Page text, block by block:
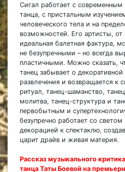
Сигал работает с
танца, с пристальным
человеческого тела и на
возможностей. Его артисты, от
идеальная балетная фактура,
не безупречными – но всегда
пластичными. Можно сказать,
танец забывает о
развлечения и возвращается к
ритуал, танец-шаманство,
молитва, танец-структура и
первобытным и
безупречно работает со светом
декорацией к спектаклю,
царит драйв и живая материя.
Рассказ музыкального
танца Таты Боевой на